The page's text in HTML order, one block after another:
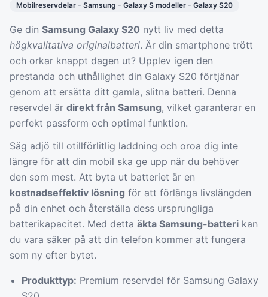
Mobilreservdelar - Samsung - Galaxy S modeller - Galaxy S20
Ge din Samsung Galaxy S20 nytt liv med detta
högkvalitativa originalbatteri. Är din smartphone trött
och orkar knappt dagen ut? Upplev igen den
prestanda och uthållighet din Galaxy S20 förtjänar
genom att ersätta ditt gamla, slitna batteri. Denna
reservdel är direkt från Samsung, vilket garanterar en
perfekt passform och optimal funktion.
Säg adjö till otillförlitlig laddning och oroa dig inte
längre för att din mobil ska ge upp när du behöver
den som mest. Att byta ut batteriet är en
kostnadseffektiv lösning för att förlänga livslängden
på din enhet och återställa dess ursprungliga
batterikapacitet. Med detta äkta Samsung-batteri kan
du vara säker på att din telefon kommer att fungera
som ny efter bytet.
Produkttyp: Premium reservdel för Samsung Galaxy